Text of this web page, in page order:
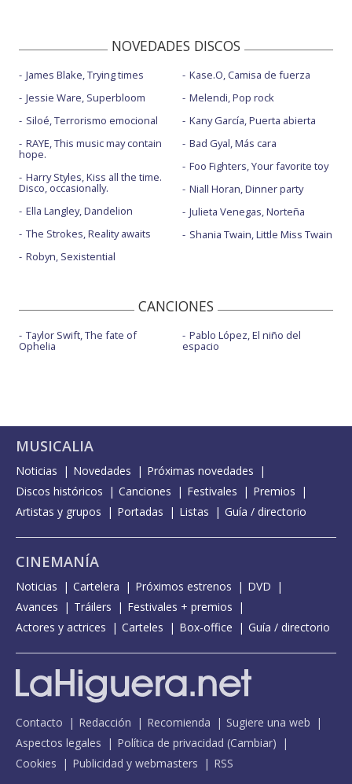
NOVEDADES DISCOS
James Blake, Trying times
Jessie Ware, Superbloom
Siloé, Terrorismo emocional
RAYE, This music may contain
hope.
Harry Styles, Kiss all the time.
Disco, occasionally.
Ella Langley, Dandelion
The Strokes, Reality awaits
Robyn, Sexistential
Kase.O, Camisa de fuerza
Melendi, Pop rock
Kany García, Puerta abierta
Bad Gyal, Más cara
Foo Fighters, Your favorite toy
Niall Horan, Dinner party
Julieta Venegas, Norteña
Shania Twain, Little Miss Twain
CANCIONES
Taylor Swift, The fate of
Ophelia
Pablo López, El niño del
espacio
MUSICALIA
Noticias Novedades
Próximas novedades
Discos históricos
Canciones Festivales
Premios
Artistas y grupos
Portadas Listas Guía / directorio
CINEMANÍA
Noticias Cartelera Próximos estrenos
DVD
Avances
Tráilers
Festivales + premios
Actores y actrices
Carteles Box-office Guía / directorio
Contacto Redacción Recomienda
Sugiere una web
Aspectos legales
Política de privacidad (Cambiar)
Cookies
Publicidad y webmasters RSS